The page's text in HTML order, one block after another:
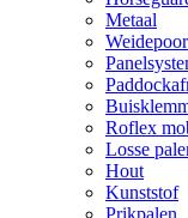
Metaal
Roflex
Losse
Hout
Kunststof
Prikpalen